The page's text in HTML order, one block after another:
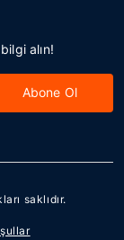
alın!
Abone Ol
saklıdır.